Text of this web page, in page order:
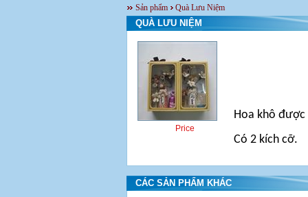
Sản phẩm Quà Lưu Niệm
QUÀ LƯU NIỆM
Price
Hoa khô
Có 2 kích cỡ.
CÁC SẢN PHẨM KHÁC